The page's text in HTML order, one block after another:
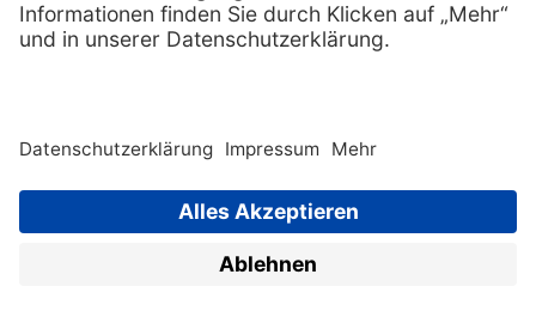
Zertifikat Rechtliches
Impressum
Supplier code of
Copyright © 2026 Henry Schein